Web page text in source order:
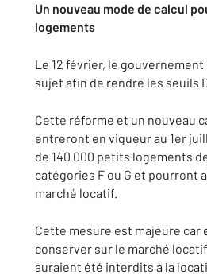
Un nouveau mode de calcul
logements
Le 12 février, le gouvernement
sujet afin de rendre les seuils
Cette réforme et un nouveau
entreront en vigueur au 1er
de 140 000 petits logements
catégories F ou G et pourront
marché locatif.
Cette mesure est majeure car
conserver sur le marché
auraient été interdits à la